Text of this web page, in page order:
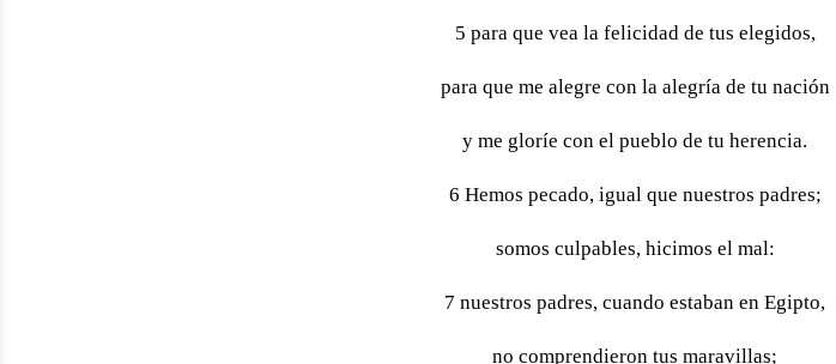
5 para que vea la felicidad de tus elegidos,
para que me alegre con la alegría de tu nación
y me gloríe con el pueblo de tu herencia.
6 Hemos pecado, igual que nuestros padres;
somos culpables, hicimos el mal:
7 nuestros padres, cuando estaban en Egipto,
no comprendieron tus maravillas;